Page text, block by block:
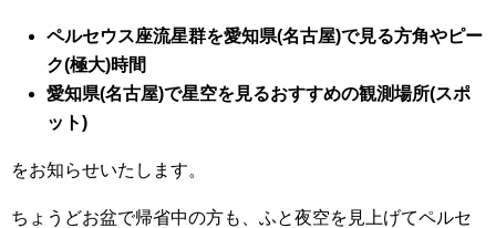
ペルセウス座流星群を愛知県(名古屋)で見る方角やピー
ク(極大)時間
愛知県(名古屋)で星空を見るおすすめの観測場所(スポ
ット)
をお知らせいたします。
ちょうどお盆で帰省中の方も、ふと夜空を見上げてペルセ